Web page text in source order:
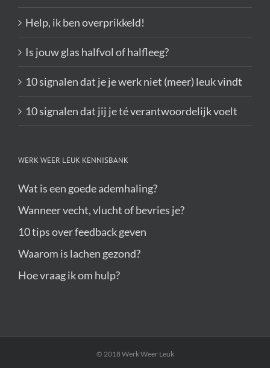
Help, ik ben overprikkeld!
Is jouw glas halfvol of halfleeg?
10 signalen dat je je werk niet (meer) leuk vindt
10 signalen dat jij je té verantwoordelijk voelt
WERK WEER LEUK KENNISBANK
Wat is een goede ademhaling?
Wanneer vecht, vlucht of bevries je?
10 tips over feedback geven
Waarom is lachen gezond?
Hoe vraag ik om hulp?
© 2018 Werk Weer Leuk